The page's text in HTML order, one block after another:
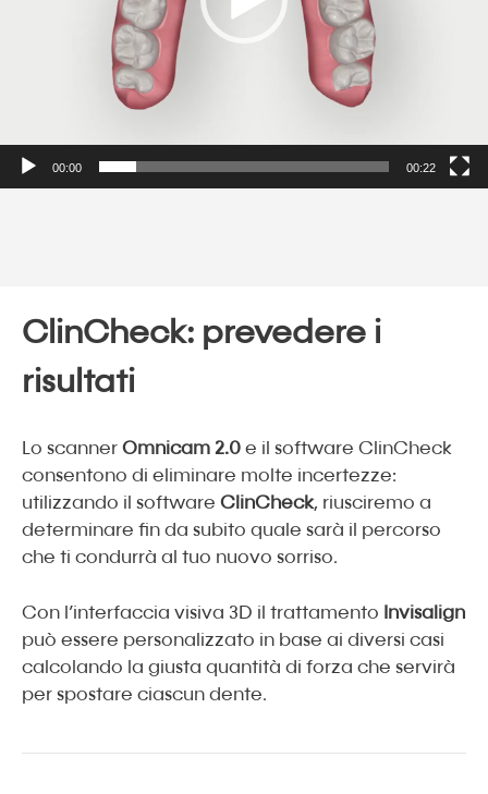
00:00 00:22
ClinCheck: prevedere i
risultati
Lo scanner Omnicam 2.0 e il software ClinCheck
consentono di eliminare molte incertezze:
utilizzando il software ClinCheck, riusciremo a
determinare fin da subito quale sarà il percorso
che ti condurrà al tuo nuovo sorriso.
Con l’interfaccia visiva 3D il trattamento Invisalign
può essere personalizzato in base ai diversi casi
calcolando la giusta quantità di forza che servirà
per spostare ciascun dente.